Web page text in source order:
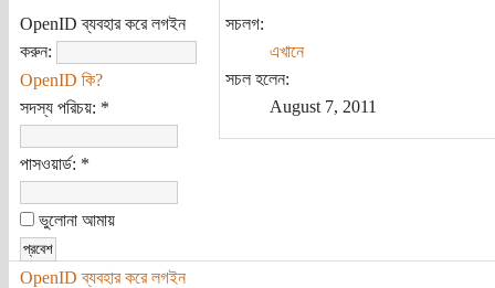
OpenID ব্যবহার করে লগইন
করুন:
OpenID কি?
সদস্য পরিচয়: *
পাসওয়ার্ড: *
ভুলোনা আমায়
OpenID ব্যবহার করে লগইন
সচলগ:
এখানে
সচল হলেন:
August 7, 2011